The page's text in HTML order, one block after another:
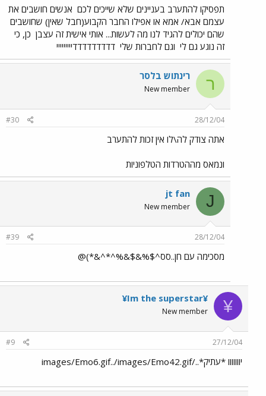
תפסיקו להתערב בעניינים שלא שייכים לכם אנשים חושבים את
עצמם אבא/ אמא או אפילו החבר הקבוע(חבל שאין) שחושבים
שהם יכולים להגיד לנו מה לעשות... אותי אישית זה עצבן כן, כי
זה נוגע גם לי וגם לחברות שלי דדדדדדדדדייייייייי
ר רינתוש בלסר
New member
28/12/04
#30
אתה צודק לה\לו אין זכות להתערב
ונמאס מההטרדות הטלפוניות
J
jt fan
New member
28/12/04
#39
מסכימה עם חן..סס^$%&$&%^*^&*)@
¥
¥Im the superstar¥
New member
27/12/04
#9
יווווווו *עתיק*../images/Emo6.gif../images/Emo42.gif